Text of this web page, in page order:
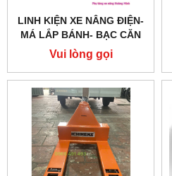
LINH KIỆN XE NÂNG ĐIỆN-
MÁ LẮP BÁNH- BẠC CĂN
Vui lòng gọi